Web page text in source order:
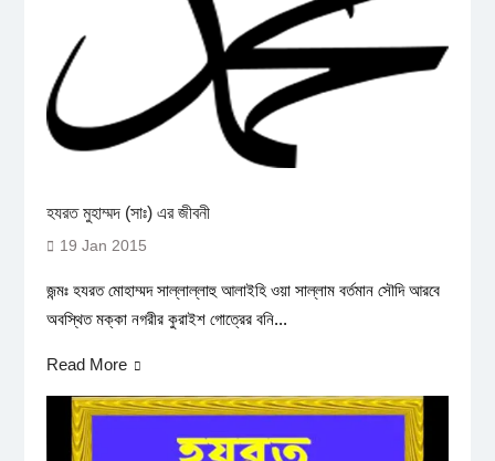
হযরত মুহাম্মদ (সাঃ) এর জীবনী
19 Jan 2015
জন্মঃ হযরত মোহাম্মদ সাল্লাল্লাহু আলাইহি ওয়া সাল্লাম বর্তমান সৌদি আরবে
অবস্থিত মক্কা নগরীর কুরাইশ গোত্রের বনি...
Read More